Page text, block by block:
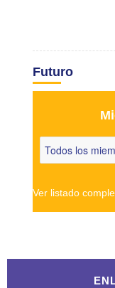
Futuro
Ver listado